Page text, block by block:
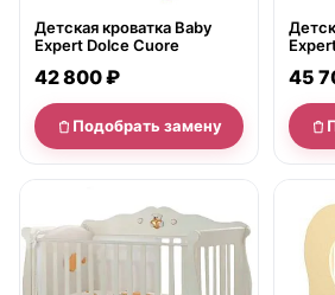
Детская кроватка Baby
Expert Dolce Cuore
42 800 ₽
Подобрать замену
45
нет